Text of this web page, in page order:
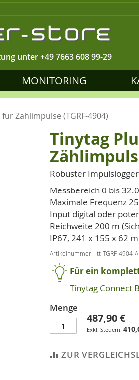
unter+49 7663 608 99-29
MONITORING
Zählimpulse (TGRF-4904)
Tinytag
Robuster
Messbereich 0 bis
Maximale Frequenz
Input digital oder
Reichweite 200 m
IP67, 241 x 155 x 62
Artikelnummer tt-TGRF-4904-A
Für ein
Tinytag Connect
Menge
487,90 €
ZUR